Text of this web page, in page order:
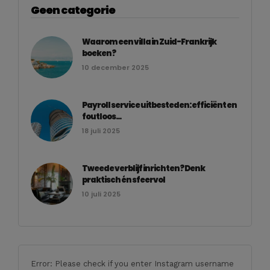
Geen categorie
Waarom een villa in Zuid-Frankrijk
boeken?
10 december 2025
Payroll service uitbesteden: efficiënt en
foutloos...
18 juli 2025
Tweede verblijf inrichten? Denk
praktisch én sfeervol
10 juli 2025
Error: Please check if you enter Instagram username